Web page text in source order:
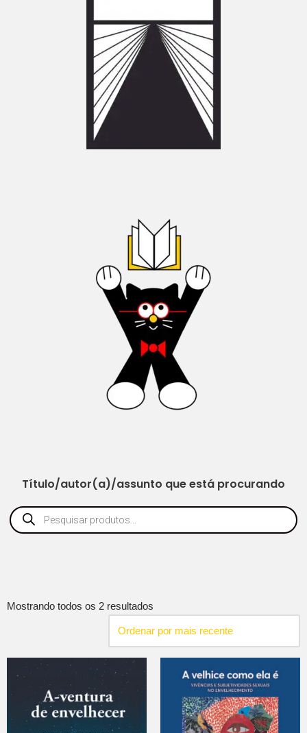
Título/autor(a)/assunto que está procurando
Mostrando todos os 2 resultados